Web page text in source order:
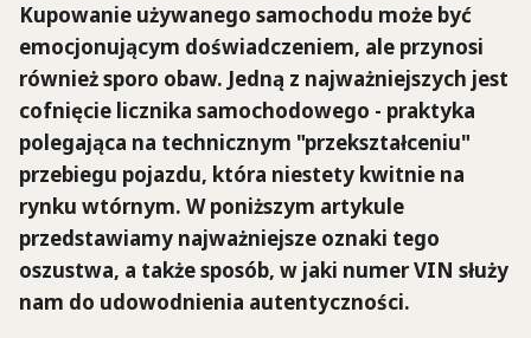
Kupowanie używanego samochodu może być
emocjonującym doświadczeniem, ale przynosi
również sporo obaw. Jedną z najważniejszych jest
cofnięcie licznika samochodowego - praktyka
polegająca na technicznym "przekształceniu"
przebiegu pojazdu, która niestety kwitnie na
rynku wtórnym. W poniższym artykule
przedstawiamy najważniejsze oznaki tego
oszustwa, a także sposób, w jaki numer VIN służy
nam do udowodnienia autentyczności.